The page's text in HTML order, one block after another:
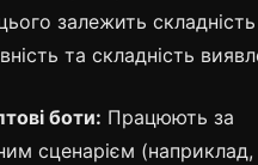
залежить
та складність
боти: Працюють за
сценарієм (наприклад,